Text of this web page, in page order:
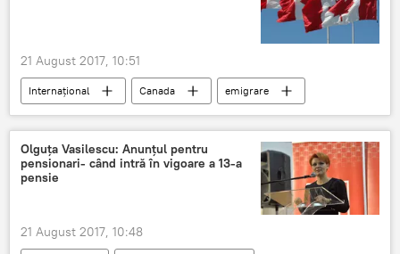
21 August 2017, 10:51
Internaţional Canada emigrare
Olguța Vasilescu: Anunțul pentru
pensionari- când intră în vigoare a 13-a
pensie
21 August 2017, 10:48